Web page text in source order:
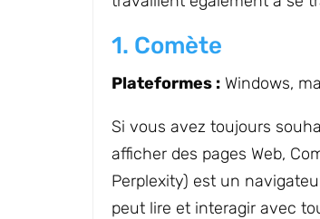
1. Comète
Plateformes : Windows,
Si vous avez toujours
afficher des pages Web,
Perplexity) est un
peut lire et interagir avec